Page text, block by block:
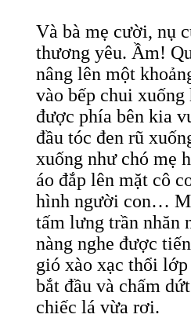
Và bà mẹ cười, nụ
thương yêu. Ầm!
nâng lên một
vào bếp chui xuống
được phía bên kia
đầu tóc đen rũ
xuống như chó mẹ
áo đắp lên mặt cô
hình người con…
tấm lưng trần nhăn
nàng nghe được
gió xào xạc thổi
bắt đầu và chấm
chiếc lá vừa rơi.